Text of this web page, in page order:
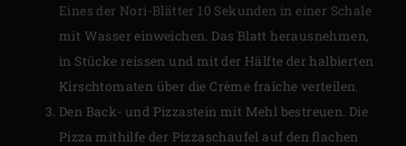
Eines der Nori-Blätter 10 Sekunden in einer Schale
mit Wasser einweichen. Das Blatt herausnehmen,
in Stücke reissen und mit der Hälfte der halbierten
Kirschtomaten über die Crème fraîche verteilen.
Den Back- und Pizzastein mit Mehl bestreuen. Die
Pizza mithilfe der Pizzaschaufel auf den flachen